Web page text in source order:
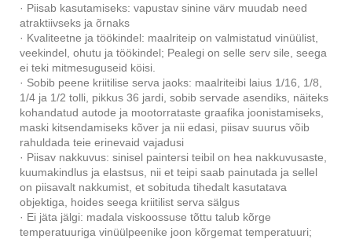
· Piisab kasutamiseks: vapustav sinine värv muudab need
atraktiivseks ja õrnaks
· Kvaliteetne ja töökindel: maalriteip on valmistatud vinüülist,
veekindel, ohutu ja töökindel; Pealegi on selle serv sile, seega
ei teki mitmesuguseid köisi.
· Sobib peene kriitilise serva jaoks: maalriteibi laius 1/16, 1/8,
1/4 ja 1/2 tolli, pikkus 36 jardi, sobib servade asendiks, näiteks
kohandatud autode ja mootorrataste graafika joonistamiseks,
maski kitsendamiseks kõver ja nii edasi, piisav suurus võib
rahuldada teie erinevaid vajadusi
· Piisav nakkuvus: sinisel paintersi teibil on hea nakkuvusaste,
kuumakindlus ja elastsus, nii et teipi saab painutada ja sellel
on piisavalt nakkumist, et sobituda tihedalt kasutatava
objektiga, hoides seega kriitilist serva sälgus
· Ei jäta jälgi: madala viskoossuse tõttu talub kõrge
temperatuuriga vinüülpeenike joon kõrgemat temperatuuri;